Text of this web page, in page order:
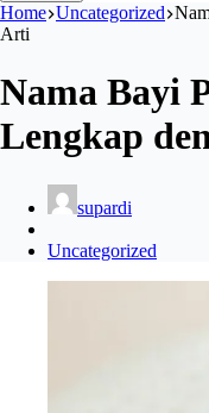
Home Uncategorized
Arti
Nama Bayi
Lengkap
supardi
Uncategorized